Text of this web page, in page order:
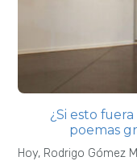
¿Si esto
poemas
Hoy, Rodrigo Gómez